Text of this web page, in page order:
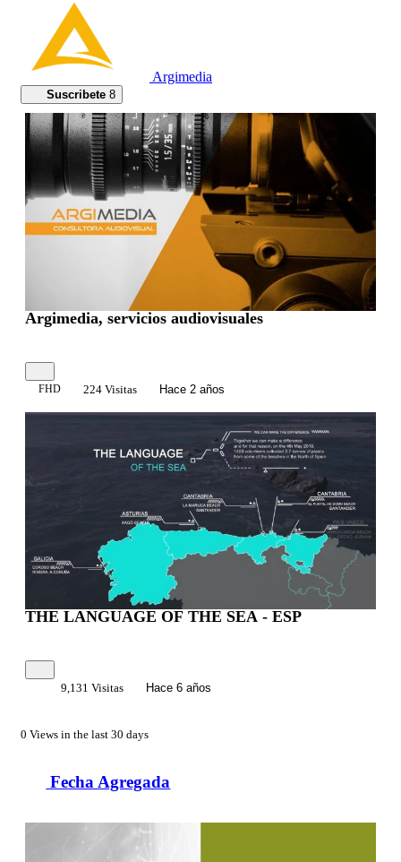
Argimedia
Suscribete 8
0:00:06
Argimedia, servicios audiovisuales
FHD 224 Visitas Hace 2 años
THE LANGUAGE OF THE SEA - ESP
9,131 Visitas Hace 6 años
0 Views in the last 30 days
Fecha Agregada